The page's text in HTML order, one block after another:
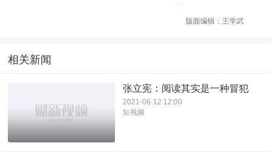
版面编辑：王学武
相关新闻
张立宪：阅读其实是一种冒犯
2021-06-12 12:00
短视频